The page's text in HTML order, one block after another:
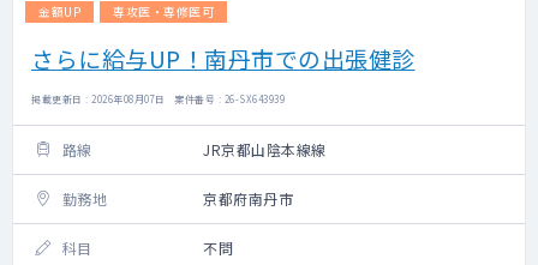
金額UP
専攻医・専修医可
さらに給与UP！南丹市での出張健診
掲載更新日 : 2026年08月07日 案件番号 : 26-SX643939
路線 JR京都山陰本線線
勤務地 京都府南丹市
科目 不問